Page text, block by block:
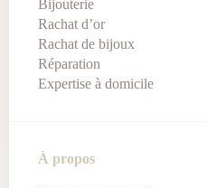
Bijouterie
Rachat d’or
Rachat de bijoux
Réparation
Expertise à domicile
À propos